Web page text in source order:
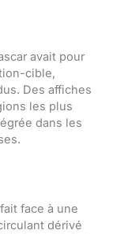
avait pour
cible,
Des affiches
les plus
dans les
face à une
dérivé